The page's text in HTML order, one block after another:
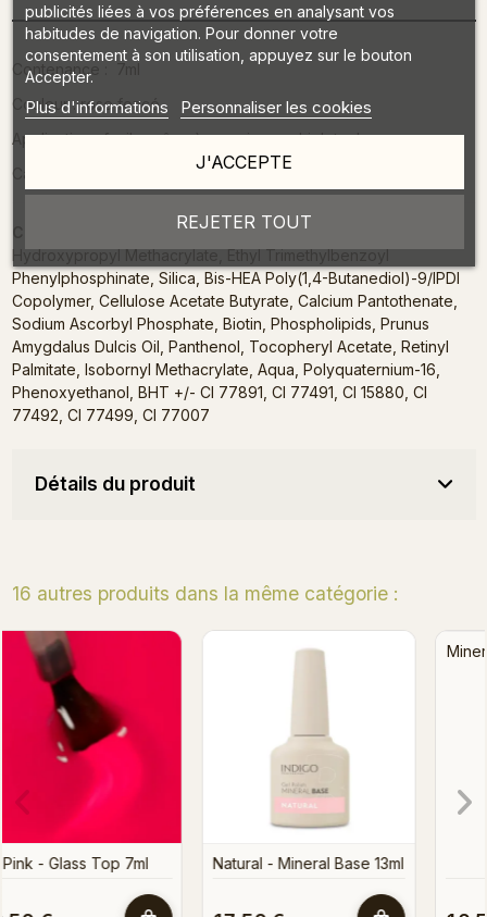
Contenance : 7ml
Couleur : rose foncé
Application : facile grâce à son pinceau high tech
Catalysation led 30 a 60sec
Di-HEMA Trimethylhexyl Dicarbamate,
Hydroxypropyl Methacrylate, Ethyl Trimethylbenzoyl
Phenylphosphinate, Silica, Bis-HEA Poly(1,4-Butanediol)-9/IPDI
Copolymer, Cellulose Acetate Butyrate, Calcium Pantothenate,
Sodium Ascorbyl Phosphate, Biotin, Phospholipids, Prunus
Amygdalus Dulcis Oil, Panthenol, Tocopheryl Acetate, Retinyl
Palmitate, Isobornyl Methacrylate, Aqua, Polyquaternium-16,
Phenoxyethanol, BHT +/- CI 77891, CI 77491, CI 15880, CI
77492, CI 77499, CI 77007
Détails du produit
16 autres produits dans la même catégorie :
Mineral Base - Baby Beige
Natural Superfast -
publicités liées à vos préférences en analysant vos
habitudes de navigation. Pour donner votre
consentement à son utilisation, appuyez sur le bouton
Accepter.
Plus d'informations Personnaliser les cookies
REJETER TOUT
J'ACCEPTE